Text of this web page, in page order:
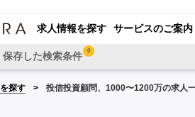
求人情報を探す サービスのご案内
保存した検索条件 0
探す 投信投資顧問、1000〜1200万の求人